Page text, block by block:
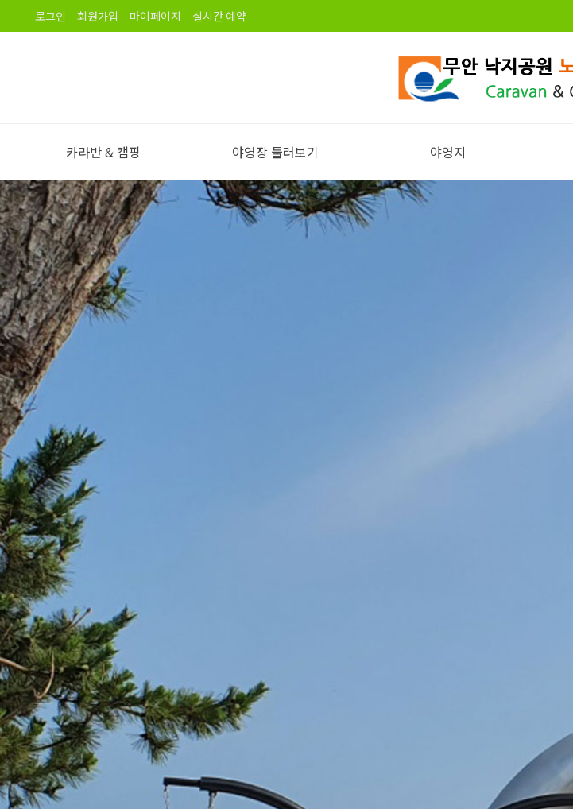
로그인 회원가입 마이페이지 실시간 예약
카라반 & 캠핑
야영장 소개
오시는길
야영장 둘러보기
야영장 전경
노을길야영장 이용안내
야영지
전체보기